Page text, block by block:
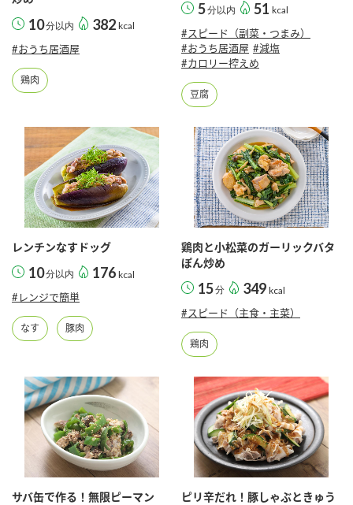
10分以内 382 kcal
#おうち居酒屋
鶏肉
5分以内 51 kcal
#スピード（副菜・つまみ）
#おうち居酒屋 #減塩
#カロリー控えめ
豆腐
レンチンなすドッグ
10分以内 176 kcal
#レンジで簡単
なす 豚肉
鶏肉と小松菜のガーリックバタ
ぽん炒め
15分 349 kcal
#スピード（主食・主菜）
鶏肉
サバ缶で作る！無限ピーマン
ピリ辛だれ！豚しゃぶときゅう